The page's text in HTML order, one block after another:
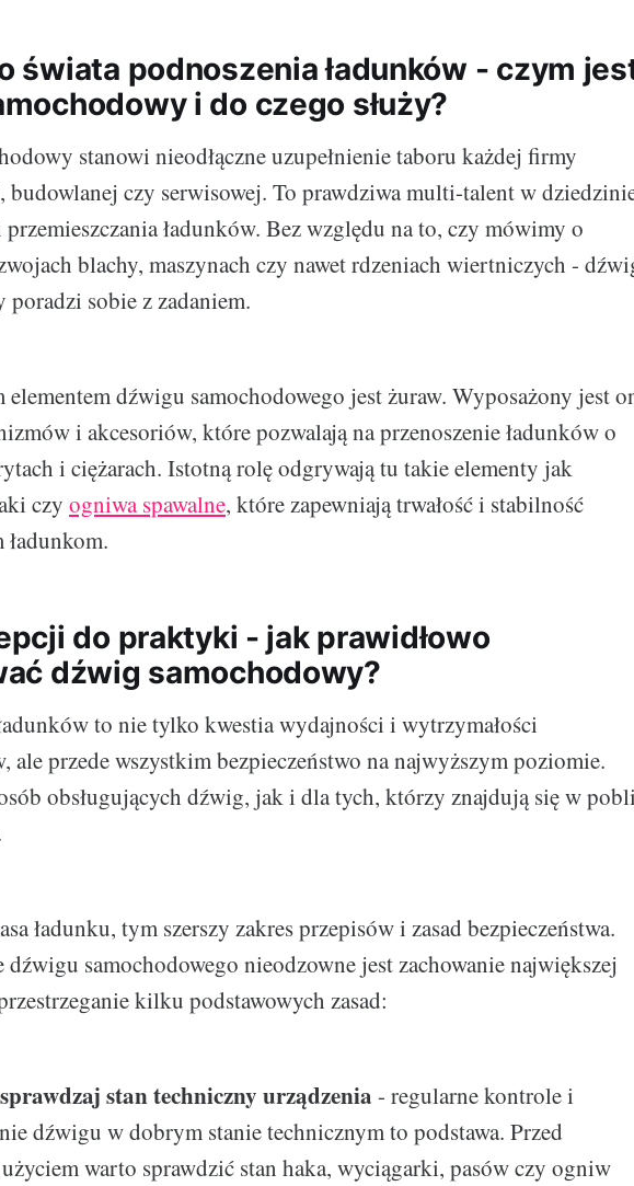
świata podnoszenia ładunków - czym
i do czego służy?
stanowi nieodłączne uzupełnienie taboru każdej firmy
budowlanej czy serwisowej. To prawdziwa multi-talent w
ładunków. Bez względu na to, czy mówimy o
blachy, maszynach czy nawet rdzeniach wiertniczych -
poradzi sobie z zadaniem.
elementem dźwigu samochodowego jest żuraw. Wyposażony jest
i akcesoriów, które pozwalają na przenoszenie ładunków o
i ciężarach. Istotną rolę odgrywają tu takie elementy jak
czy ogniwa spawalne, które zapewniają trwałość i stabilność
do praktyki - jak prawidłowo
dźwig samochodowy?
to nie tylko kwestia wydajności i wytrzymałości
ale przede wszystkim bezpieczeństwo na najwyższym poziomie.
obsługujących dźwig, jak i dla tych, którzy znajdują się w
ładunku, tym szerszy zakres przepisów i zasad bezpieczeństwa.
dźwigu samochodowego nieodzowne jest zachowanie największej
kilku podstawowych zasad:
stan techniczny urządzenia - regularne kontrole i
dźwigu w dobrym stanie technicznym to podstawa. Przed
warto sprawdzić stan haka, wyciągarki, pasów czy ogniw